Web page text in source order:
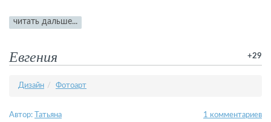
читать дальше...
+29
Евгения
Дизайн Фотоарт
1 комментариев
Автор: Татьяна